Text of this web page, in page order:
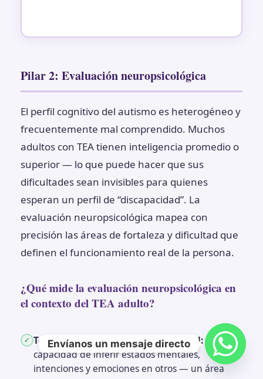
Pilar 2: Evaluación neuropsicológica
El perfil cognitivo del autismo es heterogéneo y
frecuentemente mal comprendido. Muchos
adultos con TEA tienen inteligencia promedio o
superior — lo que puede hacer que sus
dificultades sean invisibles para quienes
esperan un perfil de “discapacidad”. La
evaluación neuropsicológica mapea con
precisión las áreas de fortaleza y dificultad que
definen el funcionamiento real de la persona.
¿Qué mide la evaluación neuropsicológica en
el contexto del TEA adulto?
✓ Teoría de la mente y cognición social:
capacidad de inferir estados mentales,
intenciones y emociones en otros — un área
Envíanos un mensaje directo